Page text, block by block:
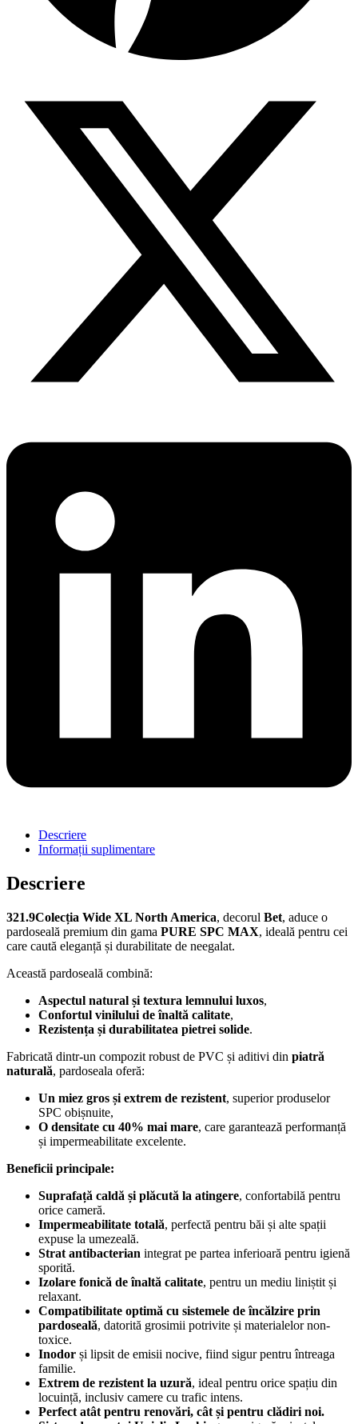
Descriere
Informații suplimentare
Descriere
321.9Colecția Wide XL North America, decorul Bet, aduce o
pardoseală premium din gama PURE SPC MAX, ideală pentru cei
care caută eleganță și durabilitate de neegalat.
Această pardoseală combină:
Aspectul natural și textura lemnului luxos,
Confortul vinilului de înaltă calitate,
Rezistența și durabilitatea pietrei solide.
Fabricată dintr-un compozit robust de PVC și aditivi din piatră
naturală, pardoseala oferă:
Un miez gros și extrem de rezistent, superior produselor
SPC obișnuite,
O densitate cu 40% mai mare, care garantează performanță
și impermeabilitate excelente.
Beneficii principale:
Suprafață caldă și plăcută la atingere, confortabilă pentru
orice cameră.
Impermeabilitate totală, perfectă pentru băi și alte spații
expuse la umezeală.
Strat antibacterian integrat pe partea inferioară pentru igienă
sporită.
Izolare fonică de înaltă calitate, pentru un mediu liniștit și
relaxant.
Compatibilitate optimă cu sistemele de încălzire prin
pardoseală, datorită grosimii potrivite și materialelor non-
toxice.
Inodor și lipsit de emisii nocive, fiind sigur pentru întreaga
familie.
Extrem de rezistent la uzură, ideal pentru orice spațiu din
locuință, inclusiv camere cu trafic intens.
Perfect atât pentru renovări, cât și pentru clădiri noi.